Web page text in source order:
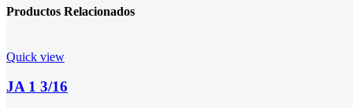
Productos Relacionados
Quick view
JA 1 3/16